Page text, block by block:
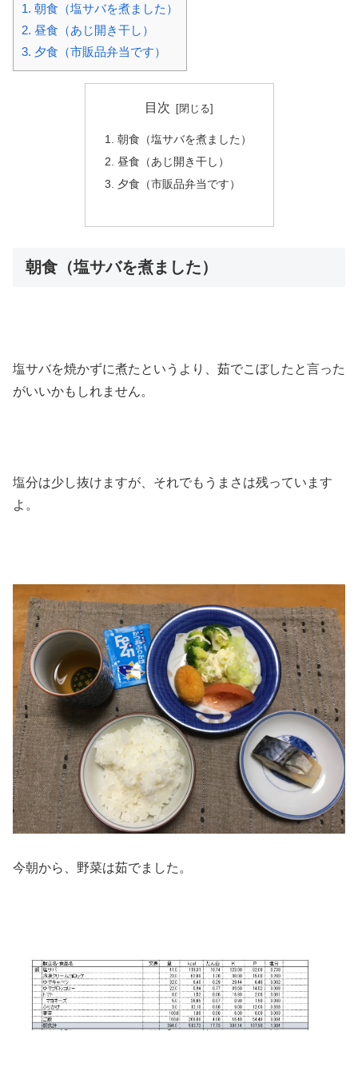
1. 朝食（塩サバを煮ました）
2. 昼食（あじ開き干し）
3. 夕食（市販品弁当です）
目次
朝食（塩サバを煮ました）
昼食（あじ開き干し）
夕食（市販品弁当です）
朝食（塩サバを煮ました）
塩サバを焼かずに煮たというより、茹でこぼしたと言った
がいいかもしれません。
塩分は少し抜けますが、それでもうまさは残っています
よ。
今朝から、野菜は茹でました。